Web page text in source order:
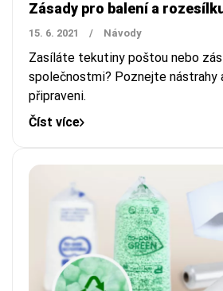
Zásady pro balení a
15. 6. 2021 / Návody
Zasíláte tekutiny poštou nebo
společnostmi? Poznejte nástrahy
připraveni.
Číst více